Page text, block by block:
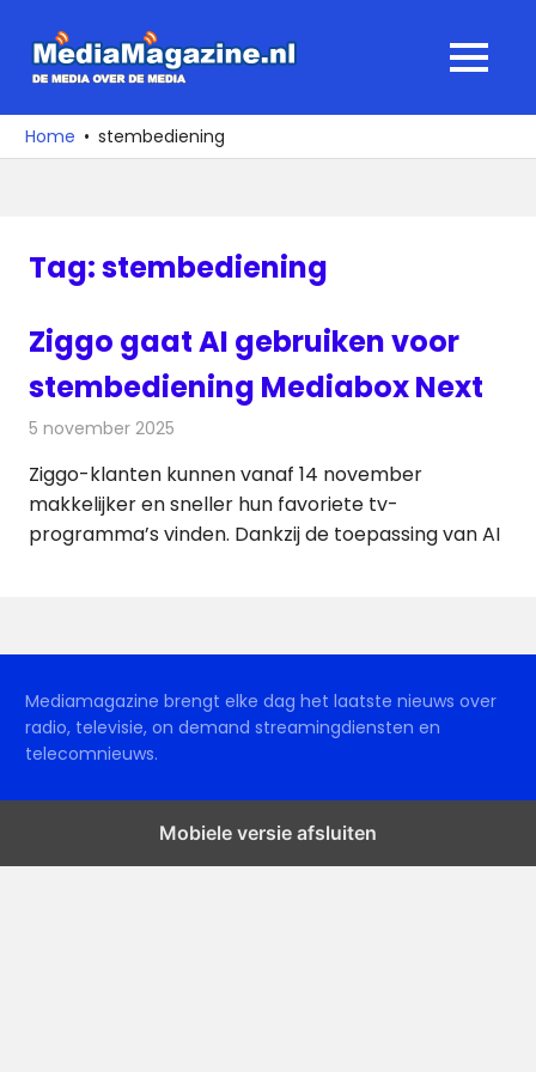
naar
media
over
MENU
Home stembediening
Tag:stembediening
Ziggo gaat AI gebruiken voor
stembediening Mediabox Next
5 november 2025
Ziggo-klanten kunnen vanaf 14 november
makkelijker en sneller hun favoriete tv-
programma’s vinden. Dankzij de toepassing van AI
Mediamagazine brengt elke dag het laatste nieuws over
radio, televisie, on demand streamingdiensten en
telecomnieuws.
Mobiele versie afsluiten